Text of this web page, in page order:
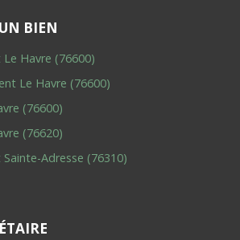
BIEN
Havre (76600)
Le Havre (76600)
(76600)
(76620)
Adresse (76310)